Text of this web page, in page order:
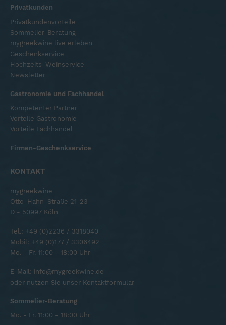
Privatkunden
Privatkundenvorteile
Sommelier-Beratung
mygreekwine live erleben
Geschenkservice
Hochzeits-Weinservice
Newsletter
Gastronomie und Fachhandel
Kompetenter Partner
Vorteile Gastronomie
Vorteile Fachhandel
Firmen-Geschenkservice
KONTAKT
mygreekwine
Otto-Hahn-Straße 21-23
D - 50997 Köln
Tel.: +49 (0)2236 / 3318040
Mobil: +49 (0)177 / 3306492
Mo. - Fr. 11:00 - 18:00 Uhr
E-Mail: info@mygreekwine.de
oder nutzen Sie unser Kontaktformular
Sommelier-Beratung
Mo. - Fr. 11:00 - 18:00 Uhr